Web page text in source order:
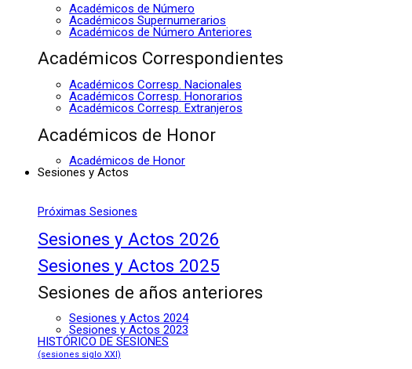
Académicos de Número
Académicos Supernumerarios
Académicos de Número Anteriores
Académicos Correspondientes
Académicos Corresp. Nacionales
Académicos Corresp. Honorarios
Académicos Corresp. Extranjeros
Académicos de Honor
Académicos de Honor
Sesiones y Actos
Próximas Sesiones
Sesiones y Actos 2026
Sesiones y Actos 2025
Sesiones de años anteriores
Sesiones y Actos 2024
Sesiones y Actos 2023
HISTÓRICO DE SESIONES
(sesiones siglo XXI)